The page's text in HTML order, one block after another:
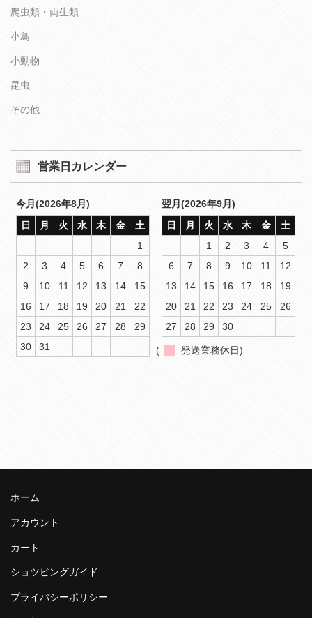
爬虫類・両生類
小鳥
小動物
昆虫
その他
営業日カレンダー
今月(2026年8月)
日
月 火 水 木 金
土
1
2
3 4 5 6 7
8
9
10 11 12 13 14
15
16
17 18 19 20 21
22
23
24 25 26 27 28
29
30
31
翌月(2026年9月)
日
月 火 水 木 金
土
1
2 3 4
5
6
7 8 9 10 11
12
13
14 15 16 17 18
19
20
21 22 23 24 25
26
27
28 29 30
( 発送業務休日)
ホーム
アカウント
カート
ショツピングガイド
プライバシーポリシー